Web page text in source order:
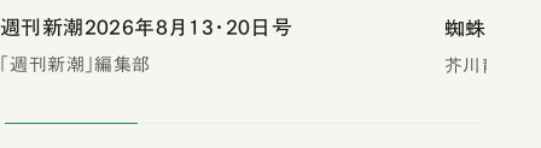
週刊新潮2026年8月13・20日号
「週刊新潮」編集部
蜘蛛の糸
芥川龍之介